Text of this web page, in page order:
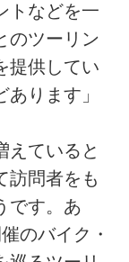
トなどを一
のツーリン
提供してい
ります」
えていると
訪問者をも
です。あ
のバイク・